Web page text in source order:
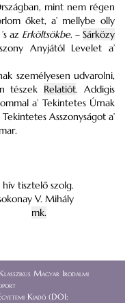
mint nem régen
őket, a’ mellybe olly
az Erköltsökbe. – Sárközy
Anyjától Levelet a’
személyesen udvarolni,
tészek Relatiót. Addigis
a’ Tekintetes Úrnak
Asszonyságot a’
hív tisztelő szolg.
V. Mihály
mk.
Magyar Irodalmi
Kiadó (DOI: